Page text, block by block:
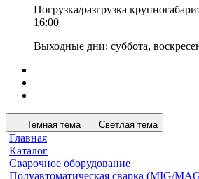
Погрузка/разгрузка
16:00
Выходные дни: суббота,
Темная тема Светлая тема
Главная
Каталог
Сварочное оборудование
Полуавтоматическая сварка (MIG/